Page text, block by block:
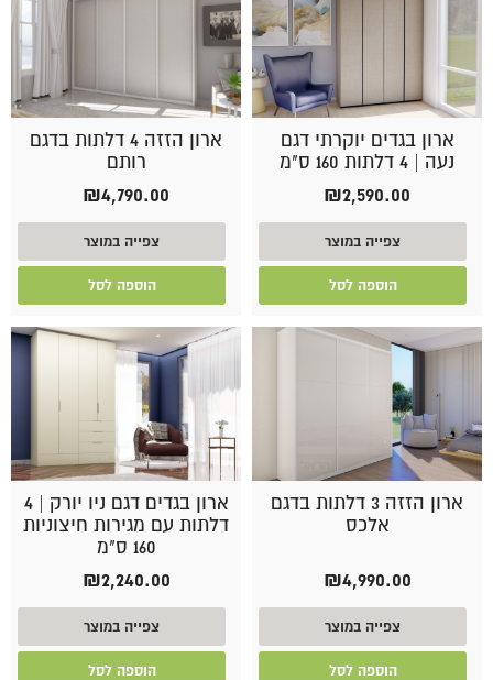
ארון בגדים יוקרתי דגם
נעה | 4 דלתות 160 ס"מ
₪2,590.00
צפייה במוצר
הוספה לסל
ארון הזזה 4 דלתות בדגם
רותם
₪4,790.00
צפייה במוצר
הוספה לסל
ארון הזזה 3 דלתות בדגם
אלכס
₪4,990.00
צפייה במוצר
הוספה לסל
ארון בגדים דגם ניו יורק | 4
דלתות עם מגירות חיצוניות
160 ס"מ
₪2,240.00
צפייה במוצר
הוספה לסל